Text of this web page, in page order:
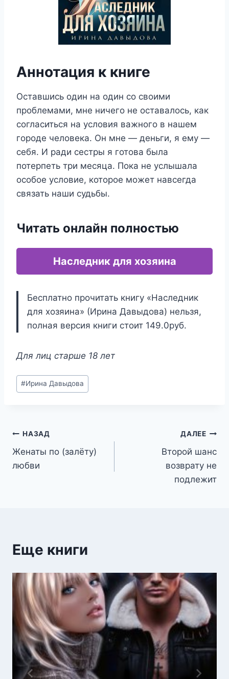
Аннотация к книге
Оставшись один на один со своими
проблемами, мне ничего не оставалось, как
согласиться на условия важного в нашем
городе человека. Он мне ― деньги, я ему ―
себя. И ради сестры я готова была
потерпеть три месяца. Пока не услышала
особое условие, которое может навсегда
связать наши судьбы.
Читать онлайн полностью
Наследник для хозяина
Бесплатно прочитать книгу «Наследник
для хозяина» (Ирина Давыдова) нельзя,
полная версия книги стоит 149.0руб.
Для лиц старше 18 лет
Метки
записи:
#Ирина Давыдова
Навигация
по
НАЗАД
Женаты по (залёту)
любви
ДАЛЕЕ
Второй шанс
возврату не
подлежит
Еще книги